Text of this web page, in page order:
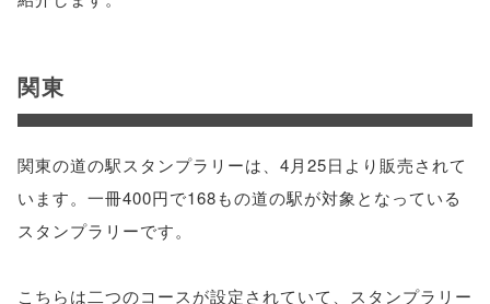
関東
関東の道の駅スタンプラリーは、4月25日より販売されて
います。一冊400円で168もの道の駅が対象となっている
スタンプラリーです。
こちらは二つのコースが設定されていて、スタンプラリー